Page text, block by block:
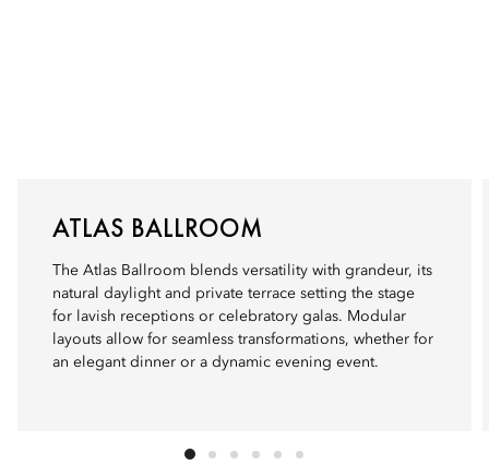
ATLAS BALLROOM
The Atlas Ballroom blends versatility with grandeur, its
natural daylight and private terrace setting the stage
for lavish receptions or celebratory galas. Modular
layouts allow for seamless transformations, whether for
an elegant dinner or a dynamic evening event.